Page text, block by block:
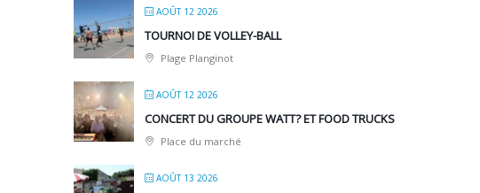
AOÛT 12 2026
TOURNOI DE VOLLEY-BALL
Plage Planginot
AOÛT 12 2026
CONCERT DU GROUPE WATT? ET FOOD TRUCKS
Place du marché
AOÛT 13 2026